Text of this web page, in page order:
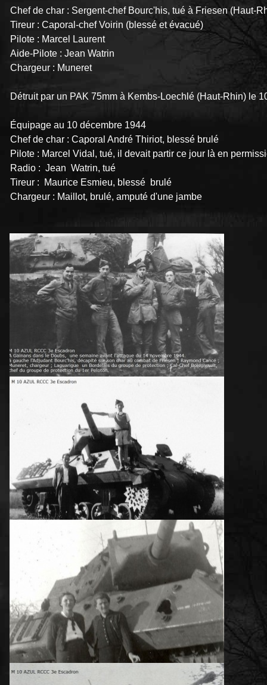
Chef de char : Sergent-chef Bourc'his, tué à Friesen (Haut-
Tireur : Caporal-chef Voirin (blessé et évacué)
Pilote : Marcel Laurent
Aide-Pilote : Jean Watrin
Chargeur : Muneret
Détruit par un PAK 75mm à Kembs-Loechlé (Haut-Rhin) le
Équipage au 10 décembre 1944
Chef de char : Caporal André Thiriot, blessé brulé
Pilote : Marcel Vidal, tué, il devait partir ce jour là en
Radio : Jean Watrin, tué
Tireur : Maurice Esmieu, blessé brulé
Chargeur : Maillot, brulé, amputé d'une jambe